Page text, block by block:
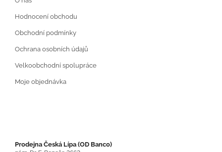
Hodnocení obchodu
Obchodní podmínky
Ochrana osobních údajů
Velkoobchodní spolupráce
Moje objednávka
Prodejna Česká Lípa (OD Banco)